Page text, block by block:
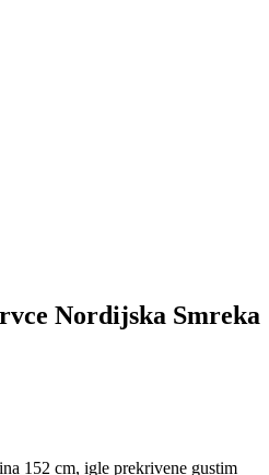
Nordijska Smreka
152 cm, igle prekrivene gustim